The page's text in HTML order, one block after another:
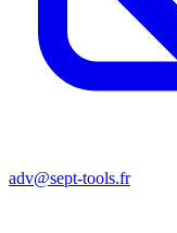
adv@sept-tools.fr